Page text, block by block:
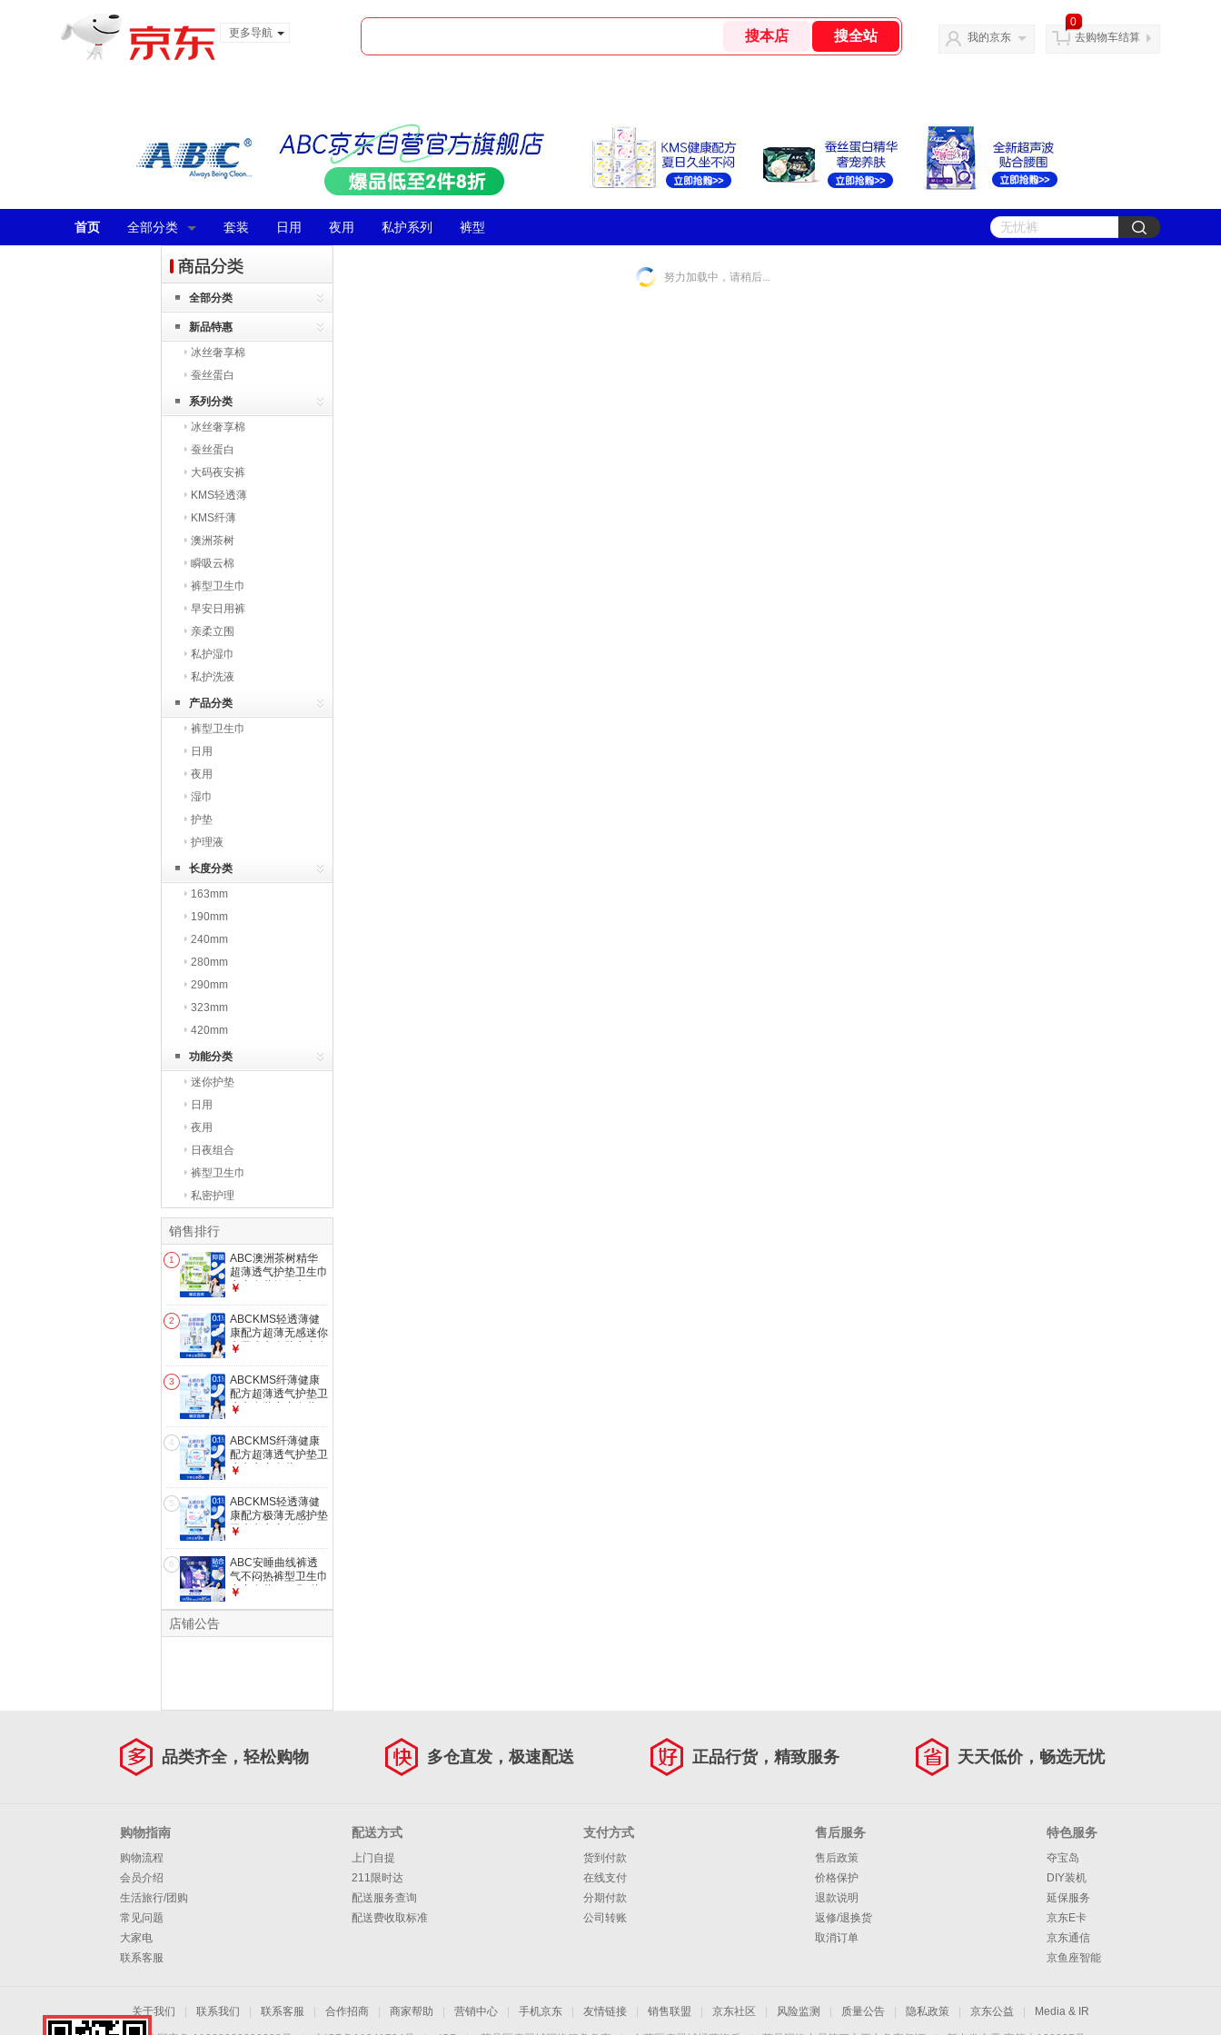
更多导航
我的京东
0
去购物车结算
首页 全部分类 套装 日用 夜用 私护系列 裤型
全部分类
新品特惠
冰丝奢享棉
蚕丝蛋白
系列分类
冰丝奢享棉
蚕丝蛋白
大码夜安裤
KMS轻透薄
KMS纤薄
澳洲茶树
瞬吸云棉
裤型卫生巾
早安日用裤
亲柔立围
私护湿巾
私护洗液
产品分类
裤型卫生巾
日用
夜用
湿巾
护垫
护理液
长度分类
163mm
190mm
240mm
280mm
290mm
323mm
420mm
功能分类
迷你护垫
日用
夜用
日夜组合
裤型卫生巾
私密护理
销售排行
1
ABC澳洲茶树精华
超薄透气护垫卫生巾
京东自营姨妈巾
￥
2
ABCKMS轻透薄健
康配方超薄无感迷你
巾卫生巾套装京东自
￥
3
ABCKMS纤薄健康
配方超薄透气护垫卫
生巾套装京东自营
￥
4
ABCKMS纤薄健康
配方超薄透气护垫卫
生巾京东自营
￥
5
ABCKMS轻透薄健
康配方极薄无感护垫
卫生巾京东自营
￥
6
ABC安睡曲线裤透
气不闷热裤型卫生巾
京东自营M-L码3片
￥
店铺公告
努力加载中，请稍后...
品类齐全，轻松购物 多仓直发，极速配送 正品行货，精致服务 天天低价，畅选无忧
购物指南
购物流程
会员介绍
生活旅行/团购
常见问题
大家电
联系客服
配送方式
上门自提
211限时达
配送服务查询
配送费收取标准
支付方式
货到付款
在线支付
分期付款
公司转账
售后服务
售后政策
价格保护
退款说明
返修/退换货
取消订单
特色服务
夺宝岛
DIY装机
延保服务
京东E卡
京东通信
京鱼座智能
关于我们 联系我们 联系客服 合作招商 商家帮助 营销中心 手机京东 友情链接 销售联盟 京东社区 风险监测 质量公告 隐私政策 京东公益 Media & IR